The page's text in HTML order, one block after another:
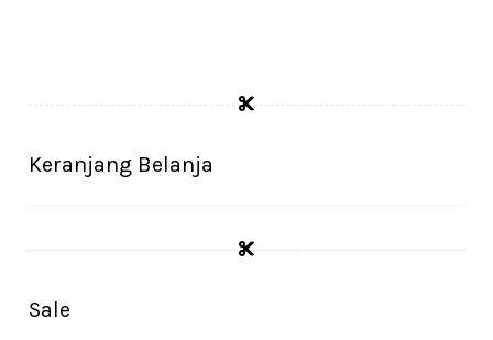
Keranjang Belanja
Sale